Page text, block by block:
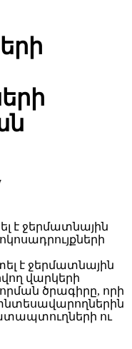
է ջերմատնային
վարկերի
ծրագիրը, որի
ու